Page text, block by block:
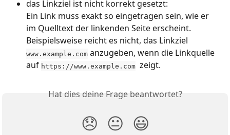
das Linkziel ist nicht korrekt gesetzt:
Ein Link muss exakt so eingetragen sein, wie er
im Quelltext der linkenden Seite erscheint.
Beispielsweise reicht es nicht, das Linkziel
www.example.com anzugeben, wenn die Linkquelle
auf https://www.example.com zeigt.
Hat dies deine Frage beantwortet?
😞 😐 😃